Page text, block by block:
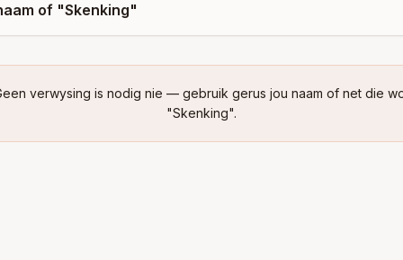
of "Skenking"
verwysing is nodig nie — gebruik gerus jou naam of net die
"Skenking".